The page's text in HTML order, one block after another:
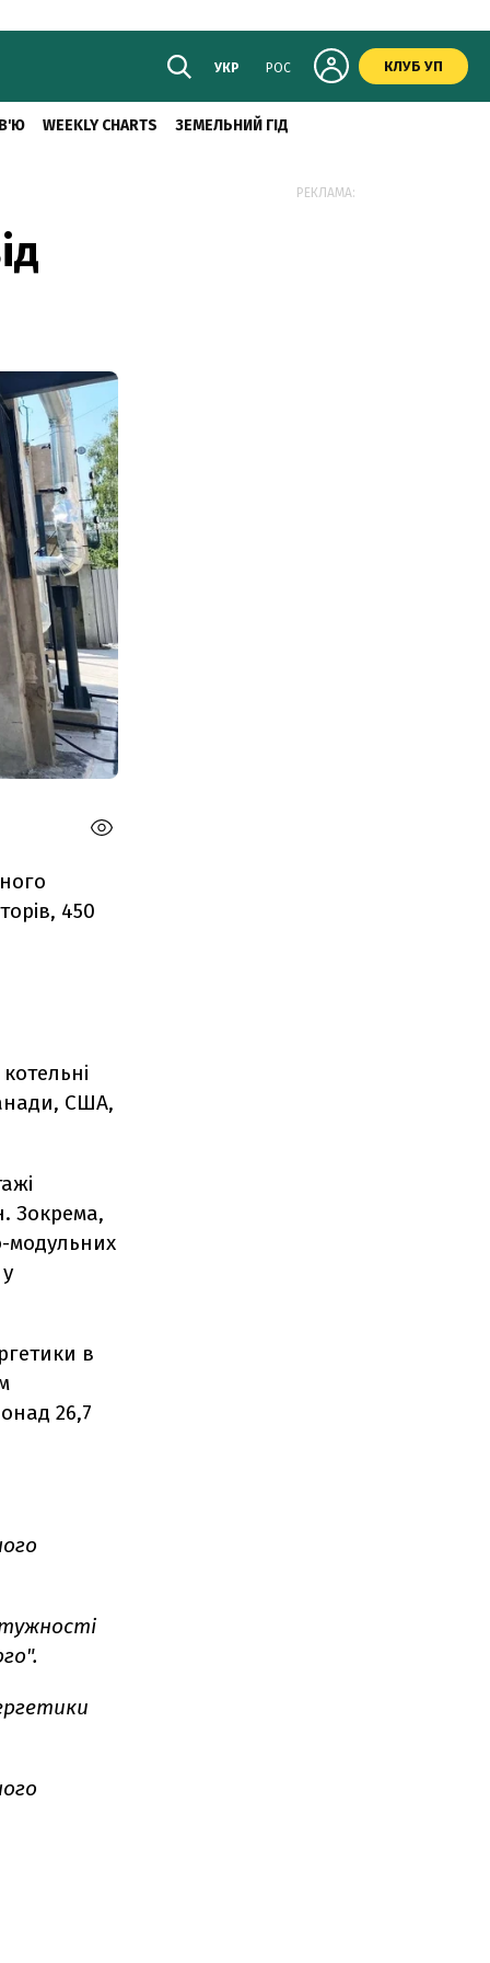
УКР РОС КЛУБ УП
WEEKLY CHARTS ЗЕМЕЛЬНИЙ ГІД
450
США,
Зокрема,
модульних
в
26,7
РЕКЛАМА: